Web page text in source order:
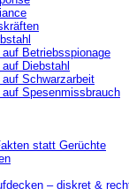
Betriebsspionage
Diebstahl
Schwarzarbeit
Spesenmissbrauch
statt Gerüchte
– diskret &